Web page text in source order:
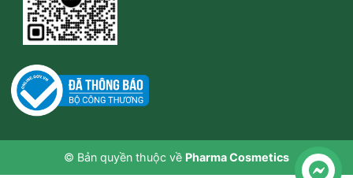
© Bản quyền thuộc về Pharma Cosmetics